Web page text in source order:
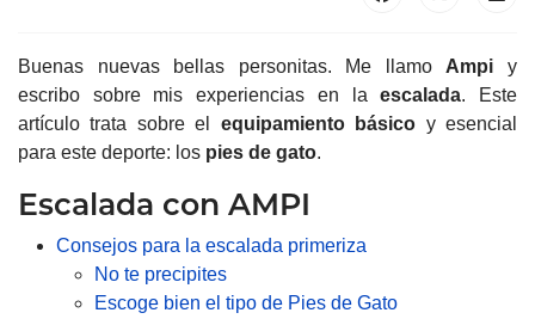
Buenas nuevas bellas personitas. Me llamo Ampi y
escribo sobre mis experiencias en laescalada. Este
artículo trata sobre el equipamiento básico y esencial
para este deporte: los pies de gato.
Escalada con AMPI
Consejos para la escalada primeriza
No te precipites
Escoge bien el tipo de Pies de Gato